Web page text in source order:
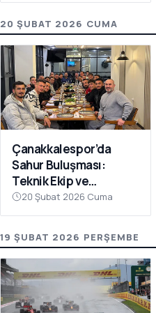
20 ŞUBAT 2026 CUMA
Çanakkalespor’da
Sahur Buluşması:
Teknik Ekip ve
Futbolcular Aynı
Sofrada
20 Şubat 2026 Cuma
19 ŞUBAT 2026 PERŞEMBE